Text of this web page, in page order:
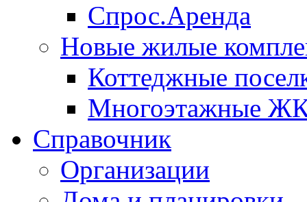
Спрос.Аренда
Новые жилые
Коттеджные
Многоэтажные
Справочник
Организации